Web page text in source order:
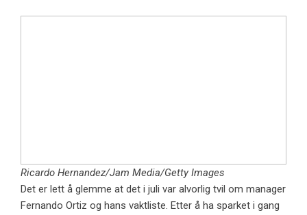
Ricardo Hernandez/Jam Media/Getty Images
Det er lett å glemme at det i juli var alvorlig tvil om manager
Fernando Ortiz og hans vaktliste. Etter å ha sparket i gang